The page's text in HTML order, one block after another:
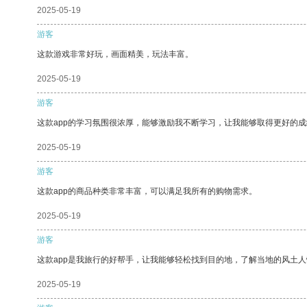
2025-05-19
游客
这款游戏非常好玩，画面精美，玩法丰富。
2025-05-19
游客
这款app的学习氛围很浓厚，能够激励我不断学习，让我能够取得更好的成
2025-05-19
游客
这款app的商品种类非常丰富，可以满足我所有的购物需求。
2025-05-19
游客
这款app是我旅行的好帮手，让我能够轻松找到目的地，了解当地的风土人
2025-05-19